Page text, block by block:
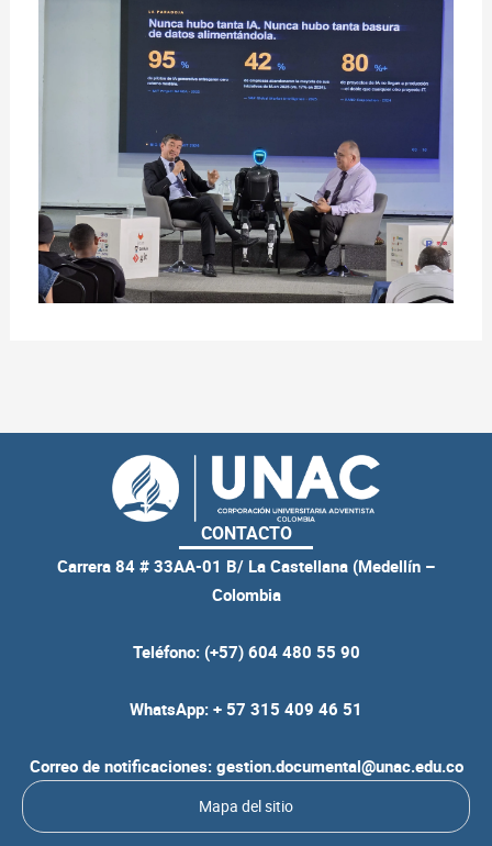
CONTACTO
Carrera 84 # 33AA-01 B/ La Castellana (Medellín –
Colombia
Teléfono: (+57) 604 480 55 90
WhatsApp: + 57 315 409 46 51
Correo de notificaciones: gestion.documental@unac.edu.co
Mapa del sitio